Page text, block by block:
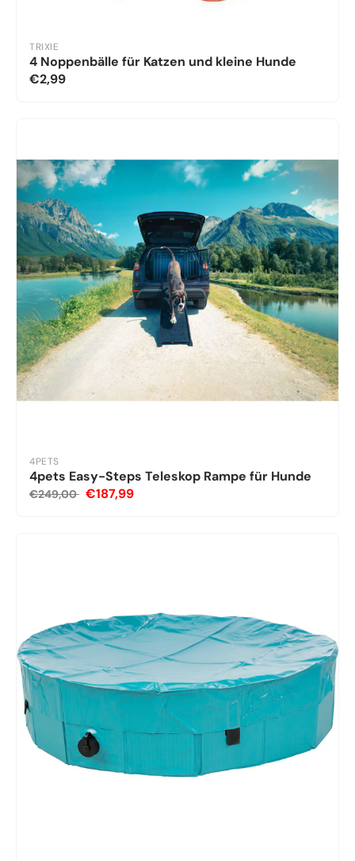
TRIXIE
4 Noppenbälle für Katzen und kleine Hunde
€2,99
4PETS
4pets Easy-Steps Teleskop Rampe für Hunde
€249,00 €187,99